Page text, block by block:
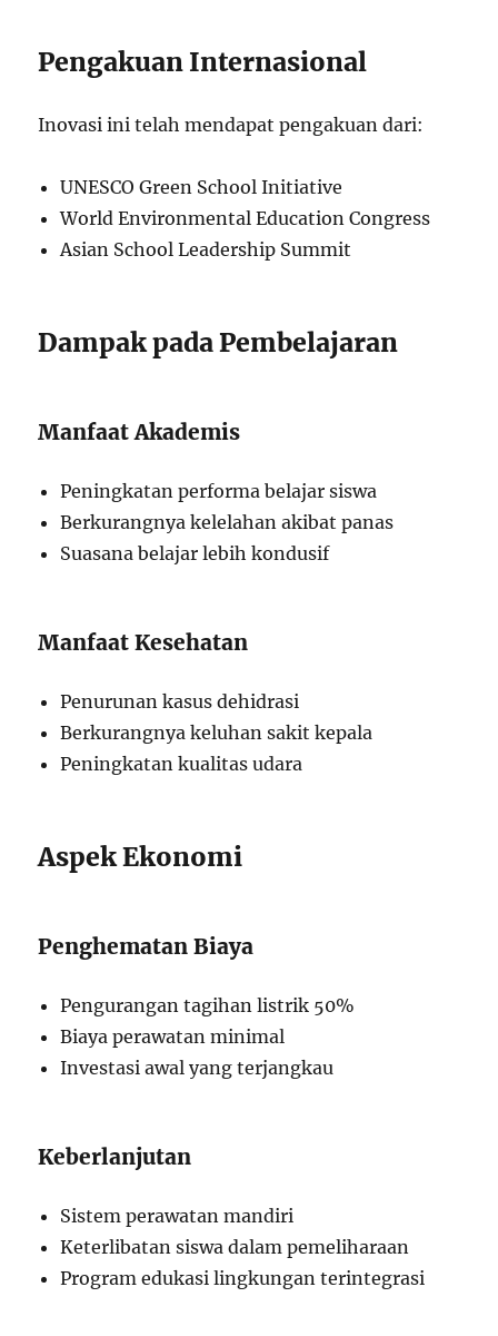
Pengakuan Internasional
Inovasi ini telah mendapat pengakuan dari:
UNESCO Green School Initiative
World Environmental Education Congress
Asian School Leadership Summit
Dampak pada Pembelajaran
Manfaat Akademis
Peningkatan performa belajar siswa
Berkurangnya kelelahan akibat panas
Suasana belajar lebih kondusif
Manfaat Kesehatan
Penurunan kasus dehidrasi
Berkurangnya keluhan sakit kepala
Peningkatan kualitas udara
Aspek Ekonomi
Penghematan Biaya
Pengurangan tagihan listrik 50%
Biaya perawatan minimal
Investasi awal yang terjangkau
Keberlanjutan
Sistem perawatan mandiri
Keterlibatan siswa dalam pemeliharaan
Program edukasi lingkungan terintegrasi